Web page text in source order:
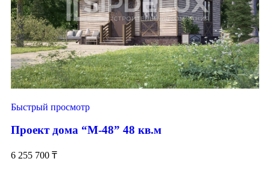
Быстрый просмотр
Проект дома “М-48” 48 кв.м
6 255 700 ₸